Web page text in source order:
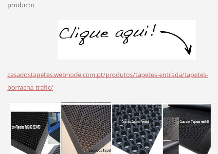
producto
casadostapetes.webnode.com.pt/produtos/tapetes-entrada/tapetes-
borracha-trafic/